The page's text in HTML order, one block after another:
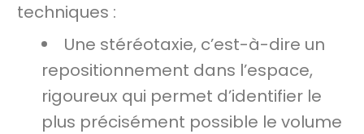
techniques :
Une stéréotaxie, c’est-à-dire un
repositionnement dans l’espace,
rigoureux qui permet d’identifier le
plus précisément possible le volume